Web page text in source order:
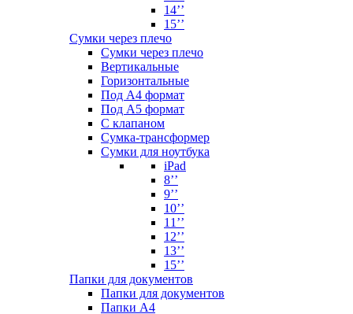
14’’
15’’
Сумки через плечо
Сумки через плечо
Вертикальные
Горизонтальные
Под А4 формат
Под А5 формат
С клапаном
Сумка-трансформер
Сумки для ноутбука
iPad
8’’
9’’
10’’
11’’
12’’
13’’
15’’
Папки для документов
Папки для документов
Папки А4